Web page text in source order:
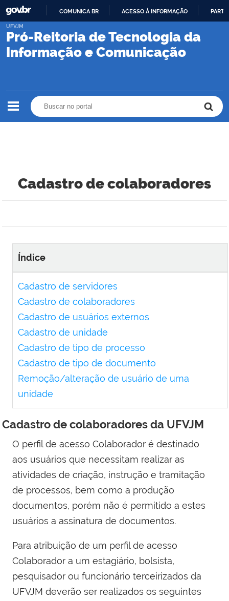
PARA
CONTEÚDO
COMUNICA BR ACESSO À INFORMAÇÃO
Pró-Reitoria de Tecnologia da
Informação e Comunicação
UFVJM
Cadastro de colaboradores
Índice
Cadastro de servidores
Cadastro de colaboradores
Cadastro de usuários externos
Cadastro de unidade
Cadastro de tipo de processo
Cadastro de tipo de documento
Remoção/alteração de usuário de uma
unidade
Cadastro de colaboradores da UFVJM
O perfil de acesso Colaborador é destinado
aos usuários que necessitam realizar as
atividades de criação, instrução e tramitação
de processos, bem como a produção
documentos, porém não é permitido a estes
usuários a assinatura de documentos.
Para atribuição de um perfil de acesso
Colaborador a um estagiário, bolsista,
pesquisador ou funcionário terceirizados da
UFVJM deverão ser realizados os seguintes